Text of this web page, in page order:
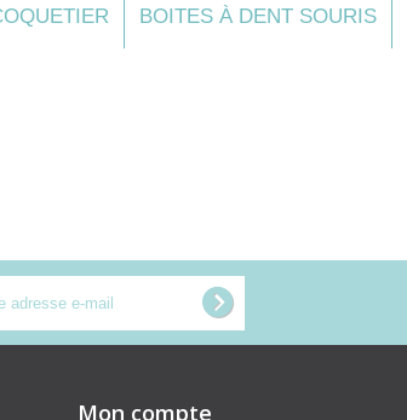
BOITES À DENT SOURIS
Mon compte